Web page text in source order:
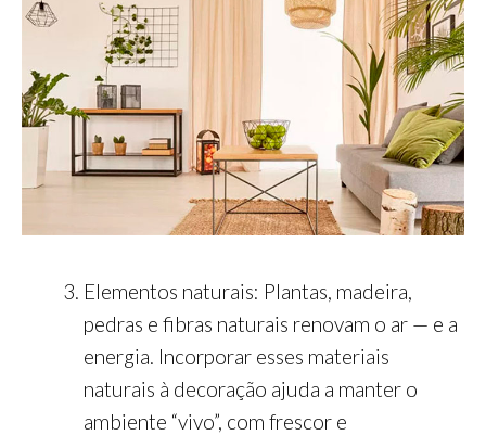
Elementos naturais: Plantas, madeira,
pedras e fibras naturais renovam o ar — e a
energia. Incorporar esses materiais
naturais à decoração ajuda a manter o
ambiente “vivo”, com frescor e